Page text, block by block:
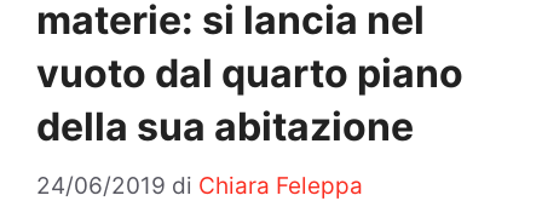
materie: si lancia nel
vuoto dal quarto piano
della sua abitazione
24/06/2019 di Chiara Feleppa